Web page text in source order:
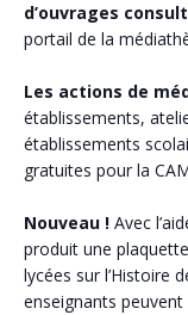
d’ouvrages
portail de la
Les actions de
établissements,
établissements
gratuites pour la
Nouveau ! Avec
produit une
lycées sur l’Histoire
enseignants